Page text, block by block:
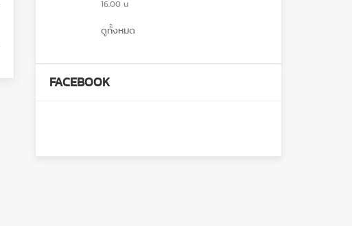
16.00 น
ดูทั้งหมด
FACEBOOK